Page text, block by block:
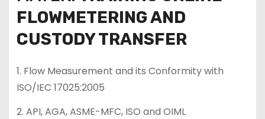
FLOWMETERING AND
CUSTODY TRANSFER
1. Flow Measurement and its Conformity with
ISO/IEC 17025:2005
2. API, AGA, ASME-MFC, ISO and OIML